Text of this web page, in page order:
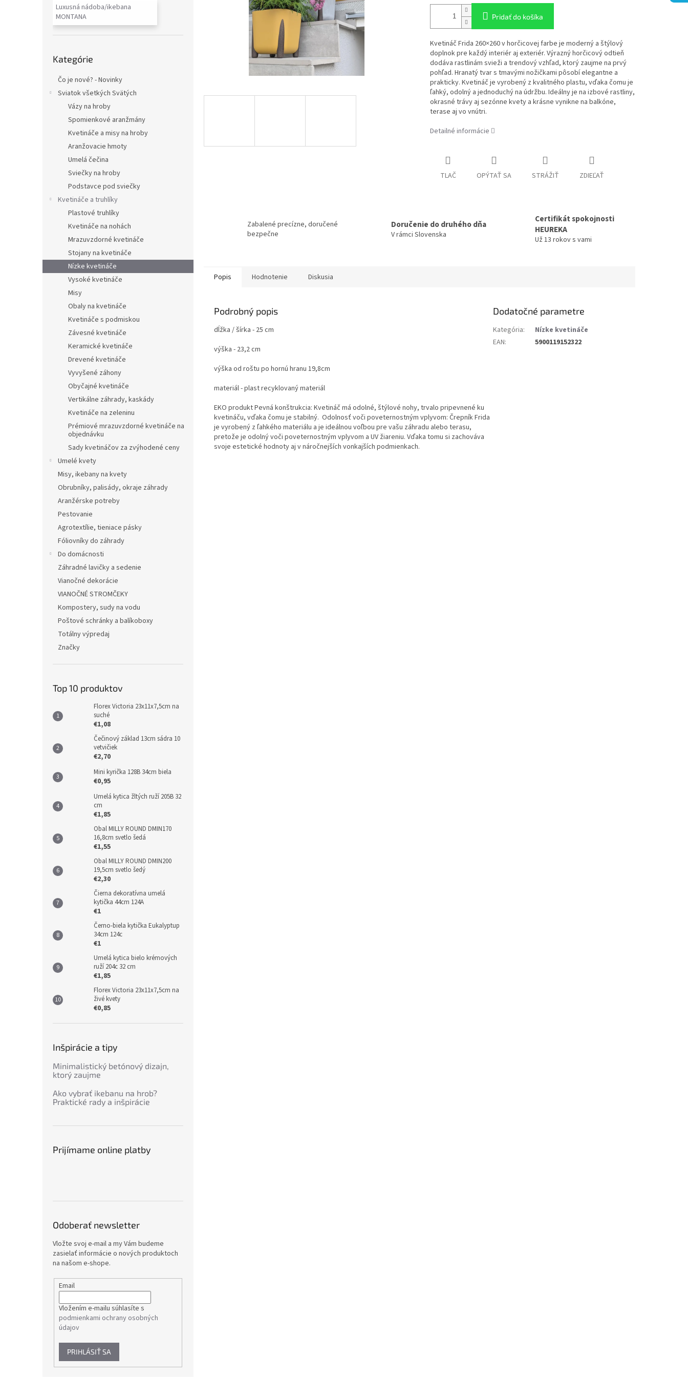
Luxusná nádoba/ikebana
MONTANA
kategórie
Kategórie
Čo je nové? - Novinky
Sviatok všetkých Svätých
Vázy na hroby
Spomienkové aranžmány
Kvetináče a misy na hroby
Aranžovacie hmoty
Umelá čečina
Sviečky na hroby
Podstavce pod sviečky
Kvetináče a truhlíky
Plastové truhlíky
Kvetináče na nohách
Mrazuvzdorné kvetináče
Stojany na kvetináče
Nízke kvetináče
Vysoké kvetináče
Misy
Obaly na kvetináče
Kvetináče s podmiskou
Závesné kvetináče
Keramické kvetináče
Drevené kvetináče
Vyvyšené záhony
Obyčajné kvetináče
Vertikálne záhrady, kaskády
Kvetináče na zeleninu
Prémiové mrazuvzdorné kvetináče na
objednávku
Sady kvetináčov za zvýhodené ceny
Umelé kvety
Misy, ikebany na kvety
Obrubníky, palisády, okraje záhrady
Aranžérske potreby
Pestovanie
Agrotextílie, tieniace pásky
Fóliovníky do záhrady
Do domácnosti
Záhradné lavičky a sedenie
Vianočné dekorácie
VIANOČNÉ STROMČEKY
Kompostery, sudy na vodu
Poštové schránky a balíkoboxy
Totálny výpredaj
Značky
Top 10 produktov
Florex Victoria 23x11x7,5cm na
suché
€1,08
Čečinový základ 13cm sádra 10
vetvičiek
€2,70
Mini kyrička 128B 34cm biela
€0,95
Umelá kytica žltých ruží 205B 32
cm
€1,85
Obal MILLY ROUND DMIN170
16,8cm svetlo šedá
€1,55
Obal MILLY ROUND DMIN200
19,5cm svetlo šedý
€2,30
Čierna dekoratívna umelá
kytička 44cm 124A
€1
Černo-biela kytička Eukalyptup
34cm 124c
€1
Umelá kytica bielo krémových
ruží 204c 32 cm
€1,85
Florex Victoria 23x11x7,5cm na
živé kvety
€0,85
Inšpirácie a tipy
Minimalistický betónový dizajn,
ktorý zaujme
Ako vybrať ikebanu na hrob?
Praktické rady a inšpirácie
Prijímame online platby
Odoberať newsletter
Vložte svoj e-mail a my Vám budeme
zasielať informácie o nových produktoch
na našom e-shope.
Email
Vložením e-mailu súhlasíte s
podmienkami ochrany osobných
údajov
PRIHLÁSIŤ SA
Pridať do košíka
Kvetináč Frida 260×260 v horčicovej farbe je moderný a štýlový
doplnok pre každý interiér aj exteriér. Výrazný horčicový odtieň
dodáva rastlinám svieži a trendový vzhľad, ktorý zaujme na prvý
pohľad. Hranatý tvar s tmavými nožičkami pôsobí elegantne a
prakticky. Kvetináč je vyrobený z kvalitného plastu, vďaka čomu je
ľahký, odolný a jednoduchý na údržbu. Ideálny je na izbové rastliny,
okrasné trávy aj sezónne kvety a krásne vynikne na balkóne,
terase aj vo vnútri.
Detailné informácie
TLAČ OPÝTAŤ SA STRÁŽIŤ ZDIEĽAŤ
Zabalené precízne, doručené
bezpečne
Doručenie do druhého dňa
V rámci Slovenska
Certifikát spokojnosti
HEUREKA
Už 13 rokov s vami
Popis Hodnotenie Diskusia
Podrobný popis
dĺžka / šírka - 25 cm
výška - 23,2 cm
výška od roštu po hornú hranu 19,8cm
materiál - plast recyklovaný materiál
EKO produkt Pevná konštrukcia: Kvetináč má odolné, štýlové nohy, trvalo pripevnené ku
kvetináču, vďaka čomu je stabilný. Odolnosť voči poveternostným vplyvom: Črepník Frida
je vyrobený z ľahkého materiálu a je ideálnou voľbou pre vašu záhradu alebo terasu,
pretože je odolný voči poveternostným vplyvom a UV žiareniu. Vďaka tomu si zachováva
svoje estetické hodnoty aj v náročnejších vonkajších podmienkach.
Dodatočné parametre
Kategória:
Nízke kvetináče
EAN: 5900119152322